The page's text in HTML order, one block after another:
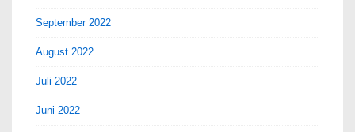
September 2022
August 2022
Juli 2022
Juni 2022